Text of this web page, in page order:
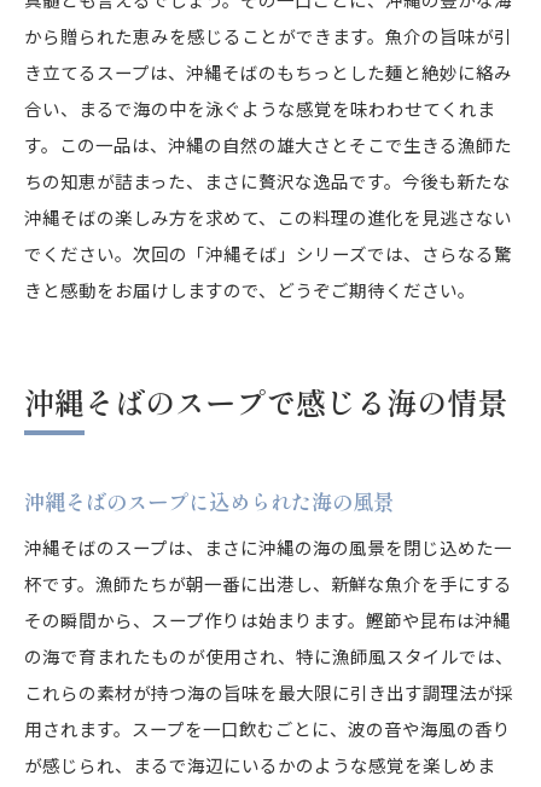
から贈られた恵みを感じることができます。魚介の旨味が引
き立てるスープは、沖縄そばのもちっとした麺と絶妙に絡み
合い、まるで海の中を泳ぐような感覚を味わわせてくれま
す。この一品は、沖縄の自然の雄大さとそこで生きる漁師た
ちの知恵が詰まった、まさに贅沢な逸品です。今後も新たな
沖縄そばの楽しみ方を求めて、この料理の進化を見逃さない
でください。次回の「沖縄そば」シリーズでは、さらなる驚
きと感動をお届けしますので、どうぞご期待ください。
沖縄そばのスープで感じる海の情景
沖縄そばのスープに込められた海の風景
沖縄そばのスープは、まさに沖縄の海の風景を閉じ込めた一
杯です。漁師たちが朝一番に出港し、新鮮な魚介を手にする
その瞬間から、スープ作りは始まります。鰹節や昆布は沖縄
の海で育まれたものが使用され、特に漁師風スタイルでは、
これらの素材が持つ海の旨味を最大限に引き出す調理法が採
用されます。スープを一口飲むごとに、波の音や海風の香り
が感じられ、まるで海辺にいるかのような感覚を楽しめま